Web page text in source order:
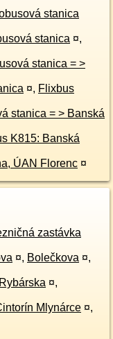
stanica
stanica ¤,
stanica = >
¤, Flixbus
= > Banská
K815: Banská
stanica = > Praha, ÚAN Florenc ¤
zastávka
¤, Bolečkova ¤,
Rybárska ¤,
Mlynárce ¤,